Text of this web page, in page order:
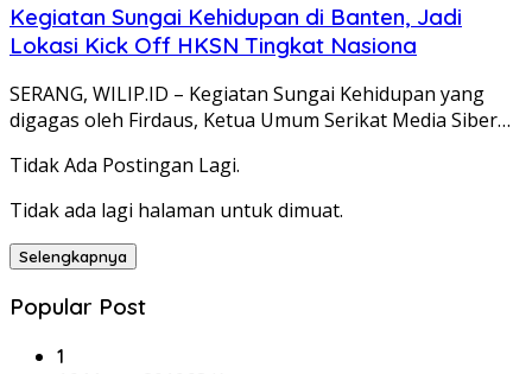
Kegiatan Sungai Kehidupan di Banten, Jadi
Lokasi Kick Off HKSN Tingkat Nasiona
SERANG, WILIP.ID – Kegiatan Sungai Kehidupan yang
digagas oleh Firdaus, Ketua Umum Serikat Media Siber…
Tidak Ada Postingan Lagi.
Tidak ada lagi halaman untuk dimuat.
Selengkapnya
Popular Post
1